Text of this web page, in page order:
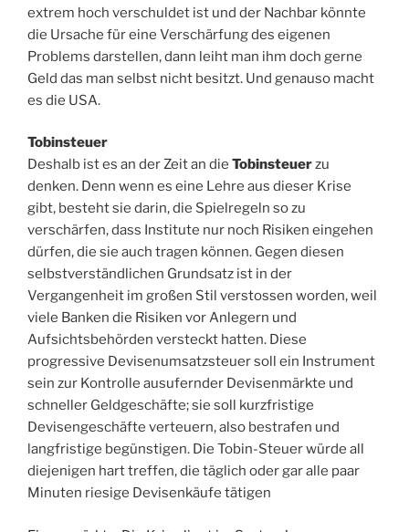
extrem hoch verschuldet ist und der Nachbar könnte
die Ursache für eine Verschärfung des eigenen
Problems darstellen, dann leiht man ihm doch gerne
Geld das man selbst nicht besitzt. Und genauso macht
es die USA.
Tobinsteuer
Deshalb ist es an der Zeit an die Tobinsteuerzu
denken. Denn wenn es eine Lehre aus dieser Krise
gibt, besteht sie darin, die Spielregeln so zu
verschärfen, dass Institute nur noch Risiken eingehen
dürfen, die sie auch tragen können. Gegen diesen
selbstverständlichen Grundsatz ist in der
Vergangenheit im großen Stil verstossen worden, weil
viele Banken die Risiken vor Anlegern und
Aufsichtsbehörden versteckt hatten. Diese
progressive Devisenumsatzsteuer soll ein Instrument
sein zur Kontrolle ausufernder Devisenmärkte und
schneller Geldgeschäfte; sie soll kurzfristige
Devisengeschäfte verteuern, also bestrafen und
langfristige begünstigen. Die Tobin-Steuer würde all
diejenigen hart treffen, die täglich oder gar alle paar
Minuten riesige Devisenkäufe tätigen